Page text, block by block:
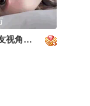
这个女友视角好治愈~